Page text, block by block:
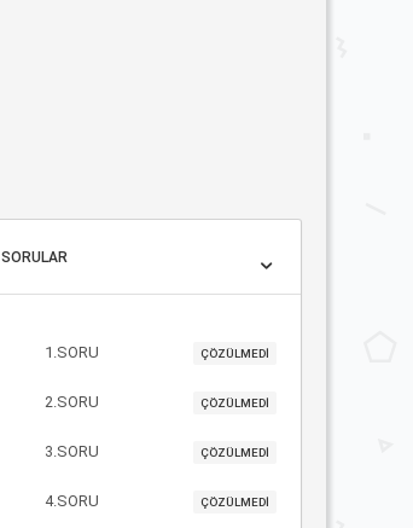
SORULAR
1.SORU ÇÖZÜLMEDİ
2.SORU ÇÖZÜLMEDİ
3.SORU ÇÖZÜLMEDİ
4.SORU ÇÖZÜLMEDİ